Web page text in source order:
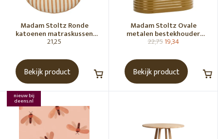
Madam Stoltz Ronde
katoenen matraskussen
Gebroken wit, donkere
21,25
Bekijk product
Madam Stoltz Ovale
metalen bestekhouder
Tapenade
22,7519,34
Bekijk product
nieuw bij
deens.nl